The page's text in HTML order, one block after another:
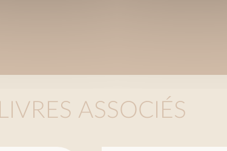
LIVRES ASSOCIÉS